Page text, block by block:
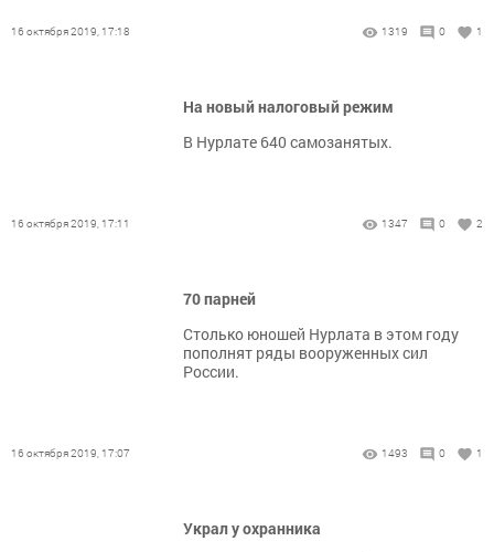
16 октября 2019, 17:18 1319 0 1
На новый налоговый режим
В Нурлате 640 самозанятых.
16 октября 2019, 17:11 1347 0 2
70 парней
Столько юношей Нурлата в этом году
пополнят ряды вооруженных сил
России.
16 октября 2019, 17:07 1493 0 1
Украл у охранника